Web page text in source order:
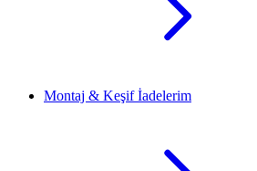
Montaj & Keşif İadelerim